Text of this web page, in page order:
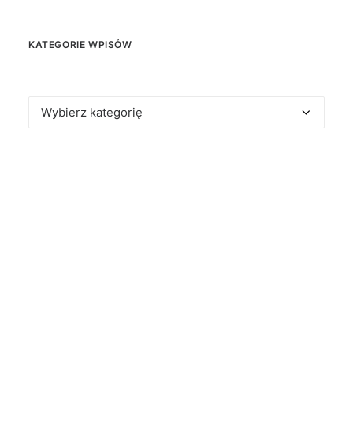
KATEGORIE WPISÓW
Kategorie